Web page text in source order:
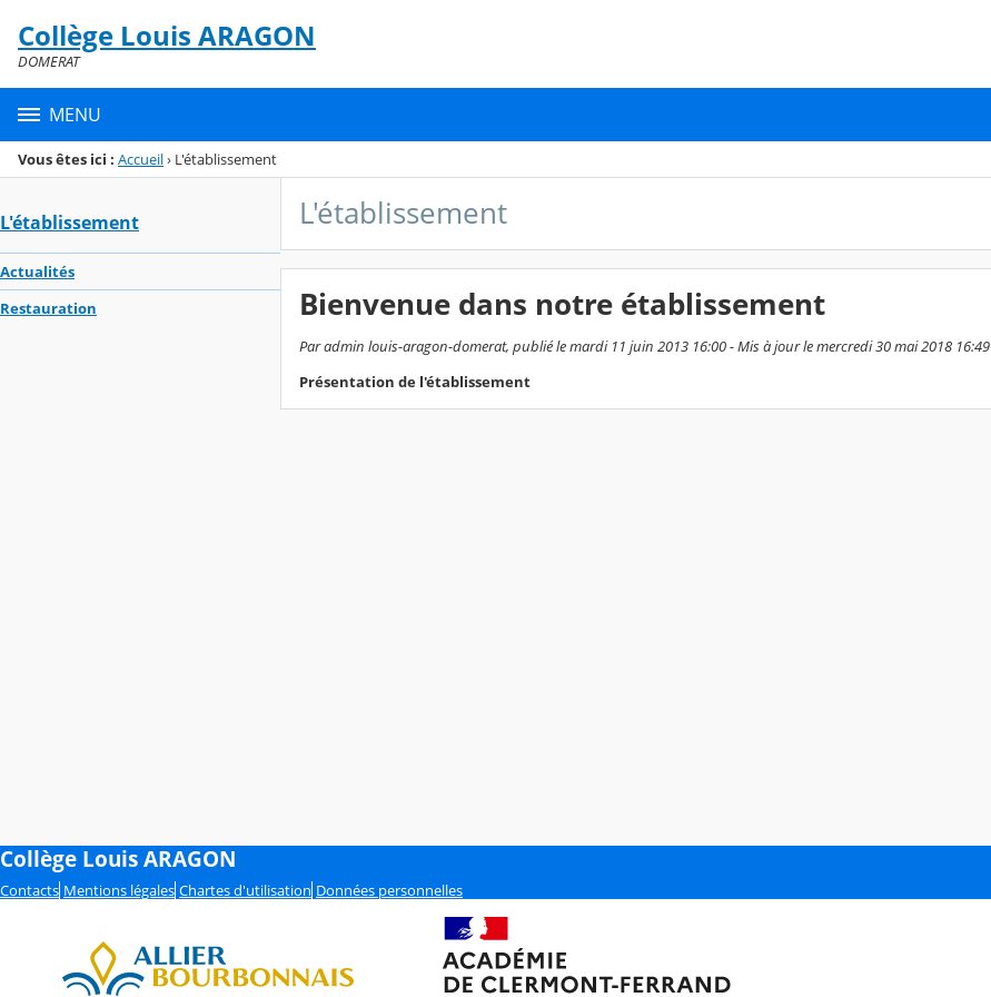
Menu de la rubrique
Contenu
Collège Louis ARAGON
DOMERAT
MENU
Vous êtes ici : Accueil› L'établissement
L'établissement
Actualités
Restauration
L'établissement
Bienvenue dans notre établissement
Par admin louis-aragon-domerat, publié le mardi 11 juin 2013 16:00 - Mis à jour le mercredi 30 mai 2018 16:49
Présentation de l'établissement
Collège Louis ARAGON
Contacts Mentions légales Chartes d'utilisation Données personnelles